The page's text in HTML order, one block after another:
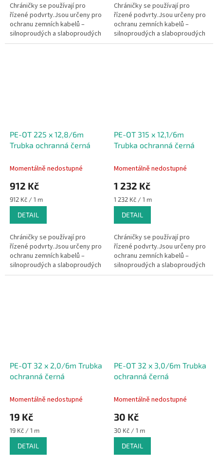
Chráničky se používají pro
řízené podvrty.Jsou určeny pro
ochranu zemních kabelů –
silnoproudých a slaboproudých
kabelů sdělovacích,
Chráničky se používají pro
řízené podvrty.Jsou určeny pro
ochranu zemních kabelů –
silnoproudých a slaboproudých
kabelů sdělovacích,
PE-OT 225 x 12,8/6m
Trubka ochranná černá
Momentálně nedostupné
912 Kč
Měrná
cena:
912 Kč / 1 m
DETAIL
Chráničky se používají pro
řízené podvrty.Jsou určeny pro
ochranu zemních kabelů –
silnoproudých a slaboproudých
kabelů sdělovacích,
PE-OT 315 x 12,1/6m
Trubka ochranná černá
Momentálně nedostupné
1 232 Kč
Měrná
cena:
1 232 Kč / 1 m
DETAIL
Chráničky se používají pro
řízené podvrty.Jsou určeny pro
ochranu zemních kabelů –
silnoproudých a slaboproudých
kabelů sdělovacích,
PE-OT 32 x 2,0/6m Trubka
ochranná černá
Momentálně nedostupné
19 Kč
Měrná
cena:
19 Kč / 1 m
DETAIL
PE-OT 32 x 3,0/6m Trubka
ochranná černá
Momentálně nedostupné
30 Kč
Měrná
cena:
30 Kč / 1 m
DETAIL